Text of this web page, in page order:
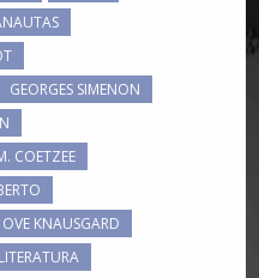
GEORGES SIMENON
COETZEE
OVE KNAUSGARD
LITERATURA